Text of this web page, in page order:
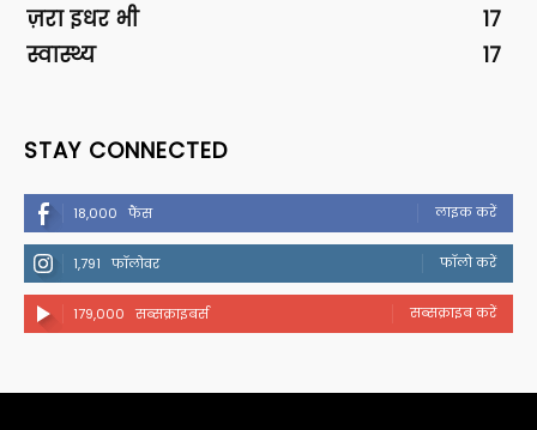
ज़रा इधर भी
17
स्वास्थ्य
17
STAY CONNECTED
18,000 फैंस लाइक करें
1,791 फॉलोवर फॉलो करें
179,000 सब्सक्राइबर्स सब्सक्राइब करें